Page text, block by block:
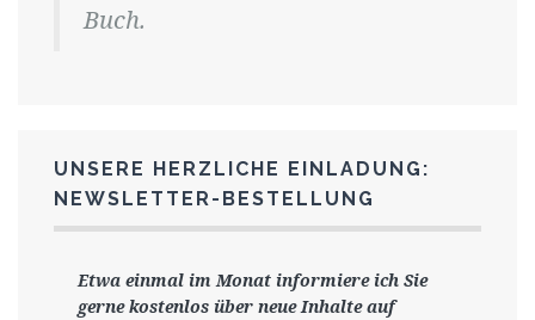
Buch.
UNSERE HERZLICHE EINLADUNG:
NEWSLETTER-BESTELLUNG
Etwa einmal im Monat informiere ich Sie
gernekostenlos über neue Inhalte auf